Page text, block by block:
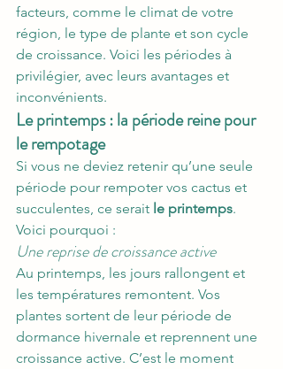
facteurs, comme le climat de votre
région, le type de plante et son cycle
de croissance. Voici les périodes à
privilégier, avec leurs avantages et
inconvénients.
Le printemps : la période reine pour
le rempotage
Si vous ne deviez retenir qu’une seule
période pour rempoter vos cactus et
succulentes, ce serait le printemps.
Voici pourquoi :
Une reprise de croissance active
Au printemps, les jours rallongent et
les températures remontent. Vos
plantes sortent de leur période de
dormance hivernale et reprennent une
croissance active. C’est le moment